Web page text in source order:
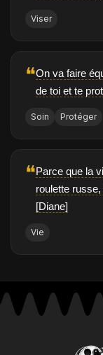
Viser
❝On va faire
de toi et te
Soin Protéger
❝Parce que la
roulette
[Diane]
Vie